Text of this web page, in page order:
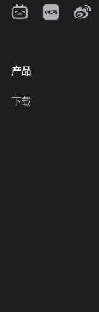
产品
下载